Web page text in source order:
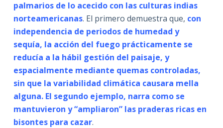
palmarios de lo acecido con las culturas indias
norteamericanas. El primero demuestra que, con
independencia de periodos de humedad y
sequía, la acción del fuego prácticamente se
reducía a la hábil gestión del paisaje, y
espacialmente mediante quemas controladas,
sin que la variabilidad climática causara mella
alguna. El segundo ejemplo, narra como se
mantuvieron y “ampliaron” las praderas ricas en
bisontes para cazar.